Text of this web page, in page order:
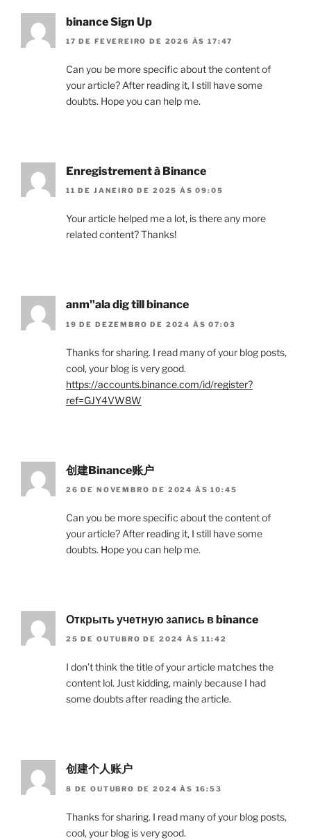
binance Sign Up
17 DE FEVEREIRO DE 2026 ÀS 17:47
Can you be more specific about the content of
your article? After reading it, I still have some
doubts. Hope you can help me.
Enregistrement à Binance
11 DE JANEIRO DE 2025 ÀS 09:05
Your article helped me a lot, is there any more
related content? Thanks!
anm"ala dig till binance
19 DE DEZEMBRO DE 2024 ÀS 07:03
Thanks for sharing. I read many of your blog posts,
cool, your blog is very good.
https://accounts.binance.com/id/register?
ref=GJY4VW8W
创建Binance账户
26 DE NOVEMBRO DE 2024 ÀS 10:45
Can you be more specific about the content of
your article? After reading it, I still have some
doubts. Hope you can help me.
Открыть учетную запись в binance
25 DE OUTUBRO DE 2024 ÀS 11:42
I don’t think the title of your article matches the
content lol. Just kidding, mainly because I had
some doubts after reading the article.
创建个人账户
8 DE OUTUBRO DE 2024 ÀS 16:53
Thanks for sharing. I read many of your blog posts,
cool, your blog is very good.